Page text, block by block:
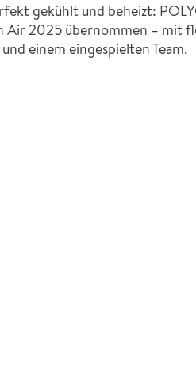
gekühlt und beheizt:
Air 2025 übernommen – mit
einem eingespielten Team.